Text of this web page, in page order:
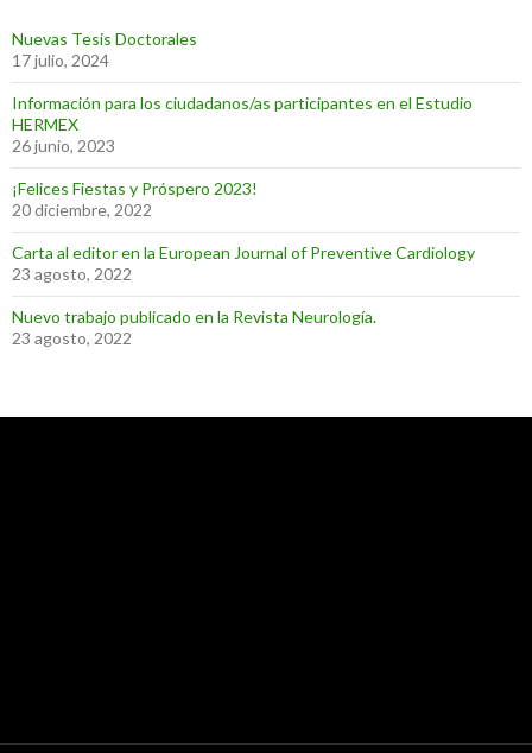
Nuevas Tesis Doctorales
17 julio, 2024
Información para los ciudadanos/as participantes en el Estudio
HERMEX
26 junio, 2023
¡Felices Fiestas y Próspero 2023!
20 diciembre, 2022
Carta al editor en la European Journal of Preventive Cardiology
23 agosto, 2022
Nuevo trabajo publicado en la Revista Neurología.
23 agosto, 2022